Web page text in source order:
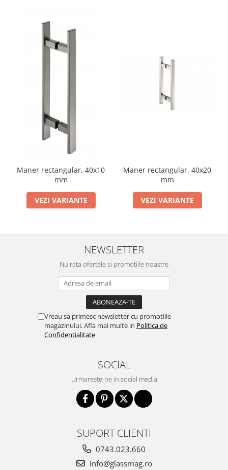
Maner rectangular, 40x10
mm
VEZI VARIANTE
Maner rectangular, 40x20
mm
VEZI VARIANTE
NEWSLETTER
Nu rata ofertele si promotiile noastre
Vreau sa primesc newsletter cu promotiile
magazinului. Afla mai multe in Politica de
Confidentialitate
SOCIAL
Urmareste-ne in social media
SUPORT CLIENTI
0743.023.660
info@glassmag.ro